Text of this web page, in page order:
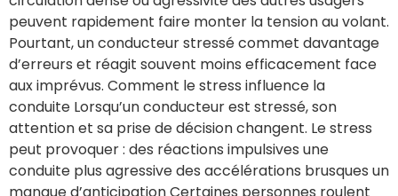
peuvent rapidement faire monter la tension au volant.
Pourtant, un conducteur stressé commet davantage
d’erreurs et réagit souvent moins efficacement face
aux imprévus. Comment le stress influence la
conduite Lorsqu’un conducteur est stressé, son
attention et sa prise de décision changent. Le stress
peut provoquer : des réactions impulsives une
conduite plus agressive des accélérations brusques un
manque d’anticipation Certaines personnes roulent